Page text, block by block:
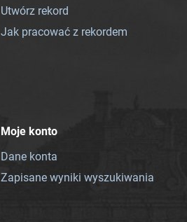
Utwórz rekord
Jak pracować z rekordem
Moje konto
Dane konta
Zapisane wyniki wyszukiwania